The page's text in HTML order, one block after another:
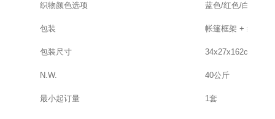
织物颜色选项 蓝色/红色/白色/绿
包装 帐篷框架 + 织物
包装尺寸 34x27x162cm厘米
N.W. 40公斤
最小起订量 1套